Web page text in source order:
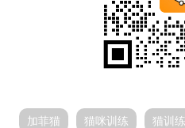
加菲猫 猫咪训练 猫训练